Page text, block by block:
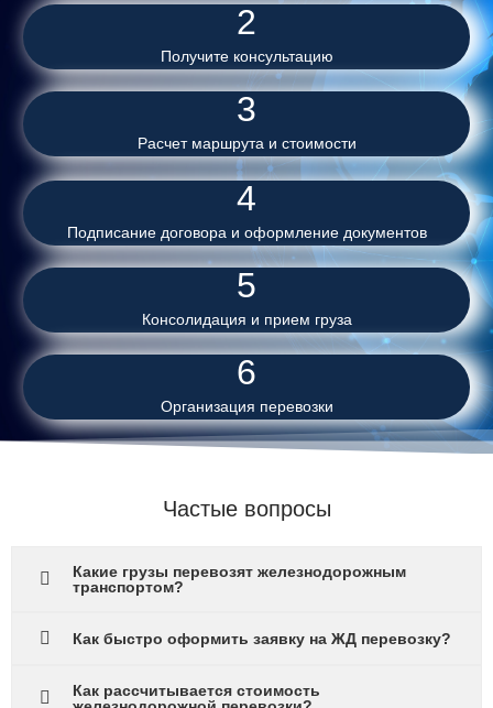
2
Получите консультацию
3
Расчет маршрута и стоимости
4
Подписание договора и оформление документов
5
Консолидация и прием груза
6
Организация перевозки
Частые вопросы
Какие грузы перевозят железнодорожным
транспортом?
Как быстро оформить заявку на ЖД перевозку?
Как рассчитывается стоимость